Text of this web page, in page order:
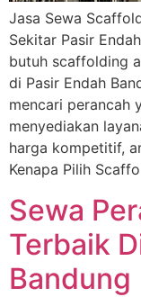
Jasa Sewa
Sekitar Pasir
butuh scaffolding
di Pasir Endah
mencari perancah
menyediakan
harga kompetitif,
Kenapa Pilih
Sewa
Terbaik
Bandung